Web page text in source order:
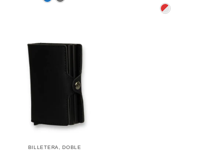
BILLETERA ,DOBLE